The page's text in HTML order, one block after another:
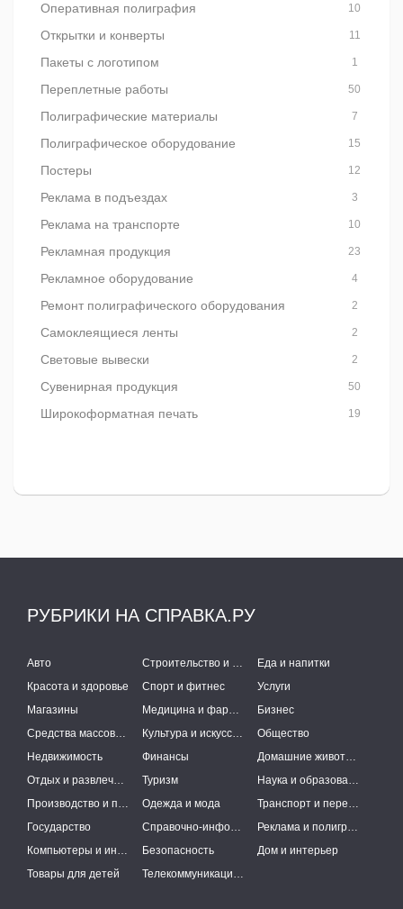
Оперативная полиграфия 10
Открытки и конверты 11
Пакеты с логотипом 1
Переплетные работы 50
Полиграфические материалы 7
Полиграфическое оборудование 15
Постеры 12
Реклама в подъездах 3
Реклама на транспорте 10
Рекламная продукция 23
Рекламное оборудование 4
Ремонт полиграфического оборудования 2
Самоклеящиеся ленты 2
Световые вывески 2
Сувенирная продукция 50
Широкоформатная печать 19
РУБРИКИ НА СПРАВКА.РУ
Авто Строительство и ремонт
Еда и напитки
Красота и здоровье
Спорт и фитнес
Услуги
Магазины
Медицина и фармацевтика
Бизнес
Средства массовой информации
Культура и искусство
Общество
Недвижимость
Финансы
Домашние животные
Отдых и развлечения
Туризм
Наука и образование
Производство и поставки
Одежда и мода
Транспорт и перевозки
Государство
Справочно-информационные системы
Реклама и полиграфия
Компьютеры и интернет
Безопасность
Дом и интерьер
Товары для детей
Телекоммуникации и связь